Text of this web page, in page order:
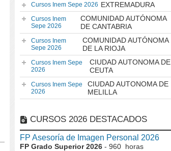
Cursos Inem Sepe 2026 EXTREMADURA
Cursos Inem
Sepe 2026
COMUNIDAD AUTÓNOMA
DE CANTABRIA
Cursos Inem
Sepe 2026
COMUNIDAD AUTÓNOMA
DE LA RIOJA
Cursos Inem Sepe
2026
CIUDAD AUTONOMA DE
CEUTA
Cursos Inem Sepe
2026
CIUDAD AUTONOMA DE
MELILLA
CURSOS 2026 DESTACADOS
FP Asesoría de Imagen Personal 2026
FP Grado Superior 2026 - 960 horas